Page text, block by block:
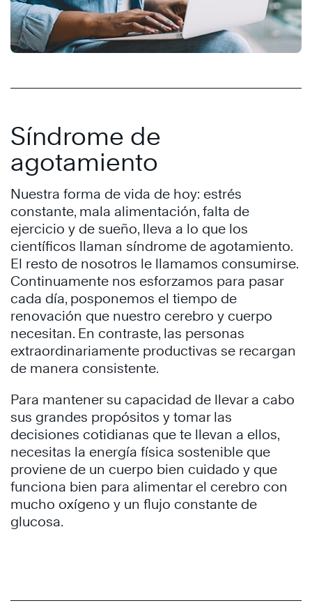
Síndrome de
agotamiento
Nuestra forma de vida de hoy: estrés
constante, mala alimentación, falta de
ejercicio y de sueño, lleva a lo que los
científicos llaman síndrome de agotamiento.
El resto de nosotros le llamamos consumirse.
Continuamente nos esforzamos para pasar
cada día, posponemos el tiempo de
renovación que nuestro cerebro y cuerpo
necesitan. En contraste, las personas
extraordinariamente productivas se recargan
de manera consistente.
Para mantener su capacidad de llevar a cabo
sus grandes propósitos y tomar las
decisiones cotidianas que te llevan a ellos,
necesitas la energía física sostenible que
proviene de un cuerpo bien cuidado y que
funciona bien para alimentar el cerebro con
mucho oxígeno y un flujo constante de
glucosa.